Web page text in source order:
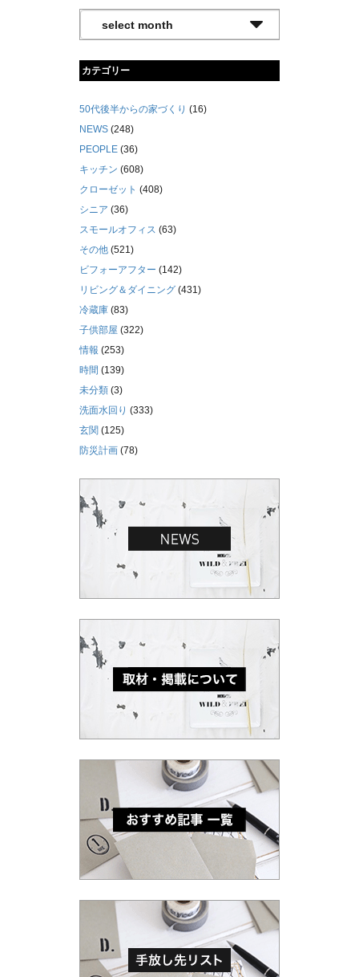
カテゴリー
50代後半からの家づくり (16)
NEWS (248)
PEOPLE (36)
キッチン (608)
クローゼット (408)
シニア (36)
スモールオフィス (63)
その他 (521)
ビフォーアフター (142)
リビング＆ダイニング (431)
冷蔵庫 (83)
子供部屋 (322)
情報 (253)
時間 (139)
未分類 (3)
洗面水回り (333)
玄関 (125)
防災計画 (78)